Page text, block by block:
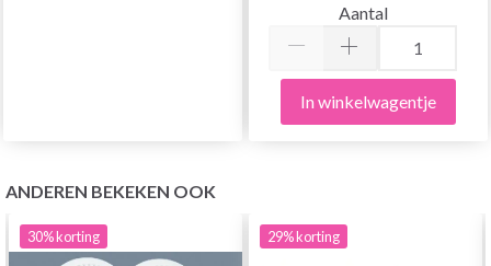
Aantal
In winkelwagentje
ANDEREN BEKEKEN OOK
30%korting 29%korting